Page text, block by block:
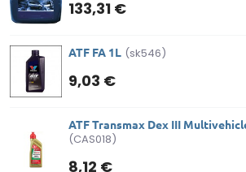
133,31 €
ATF FA 1L (sk546)
9,03 €
ATF Transmax Dex III
(CAS018)
8,12 €